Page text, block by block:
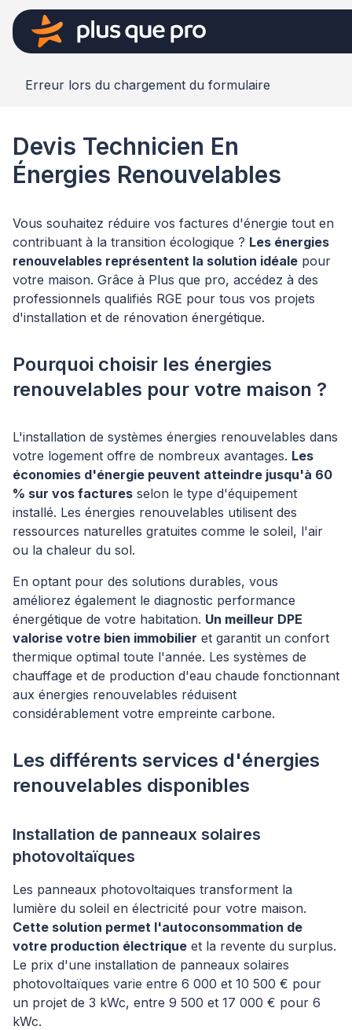
Erreur lors du chargement du formulaire
Devis Technicien En
Énergies Renouvelables
Vous souhaitez réduire vos factures d'énergie tout en
contribuant à la transition écologique ? Les énergies
renouvelables représentent la solution idéale pour
votre maison. Grâce à Plus que pro, accédez à des
professionnels qualifiés RGE pour tous vos projets
d'installation et de rénovation énergétique.
Pourquoi choisir les énergies
renouvelables pour votre maison ?
L'installation de systèmes énergies renouvelables dans
votre logement offre de nombreux avantages. Les
économies d'énergie peuvent atteindre jusqu'à 60
% sur vos factures selon le type d'équipement
installé. Les énergies renouvelables utilisent des
ressources naturelles gratuites comme le soleil, l'air
ou la chaleur du sol.
En optant pour des solutions durables, vous
améliorez également le diagnostic performance
énergétique de votre habitation. Un meilleur DPE
valorise votre bien immobilier et garantit un confort
thermique optimal toute l'année. Les systèmes de
chauffage et de production d'eau chaude fonctionnant
aux énergies renouvelables réduisent
considérablement votre empreinte carbone.
Les différents services d'énergies
renouvelables disponibles
Installation de panneaux solaires
photovoltaïques
Les panneaux photovoltaiques transforment la
lumière du soleil en électricité pour votre maison.
Cette solution permet l'autoconsommation de
votre production électrique et la revente du surplus.
Le prix d'une installation de panneaux solaires
photovoltaïques varie entre 6 000 et 10 500 € pour
un projet de 3 kWc, entre 9 500 et 17 000 € pour 6
kWc.